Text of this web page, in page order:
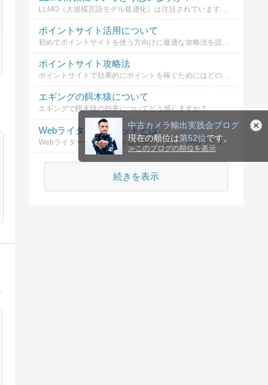
中古カメラ輸出実践会ブログ
現在の順位は第52位です。
≫ このブログの順位を表示
LLMO（大規模言語モデル最適化）は注目されていますが、SEOとの違いや対策についてどう考えますか？詳しく解説しています。
ポイントサイト活用について
初めてポイントサイトを使う方向けに最適な攻略法を説明します。簡単に始められるので是非参考にしてください。
ポイントサイト攻略法
ポイントサイトで効果的にポイントを稼ぐためにはどのような方法が必要か選んでください
エギングの餌木猿について
エギングで餌木猿の効果についてどう感じますか？
Webライターのメリットとは
Webライターのメリットを徹底解説します。Webライターの魅力や成長のポイントを知り、副業としての可能性を探りましょう。
続きを表示